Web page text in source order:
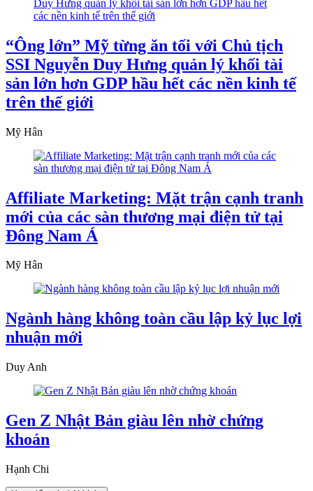
“Ông lớn” Mỹ từng ăn tối với Chủ tịch
SSI Nguyễn Duy Hưng quản lý khối tài
sản lớn hơn GDP hầu hết các nền kinh tế
trên thế giới
Mỹ Hân
Affiliate Marketing: Mặt trận cạnh tranh
mới của các sàn thương mại điện tử tại
Đông Nam Á
Mỹ Hân
Ngành hàng không toàn cầu lập kỷ lục lợi
nhuận mới
Duy Anh
Gen Z Nhật Bản giàu lên nhờ chứng
khoán
Hạnh Chi